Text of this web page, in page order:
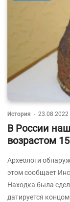
История - 23.08.2022
В России
возрастом
Археологи
этом сообщает
Находка была
датируется